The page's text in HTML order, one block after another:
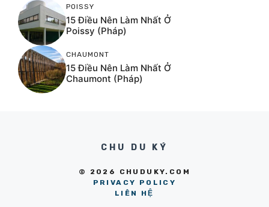
POISSY
15 Điều Nên Làm Nhất Ở
Poissy (Pháp)
CHAUMONT
15 Điều Nên Làm Nhất Ở
Chaumont (Pháp)
CHU DU KÝ
© 2026 CHUDUKY.COM
PRIVACY POLICY
LIÊN HỆ